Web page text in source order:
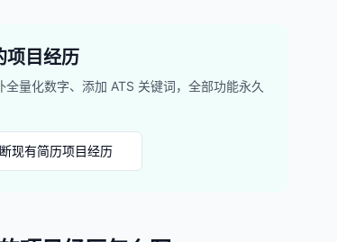
项目经历
量化数字、添加 ATS 关键词，全部功能永久
现有简历项目经历